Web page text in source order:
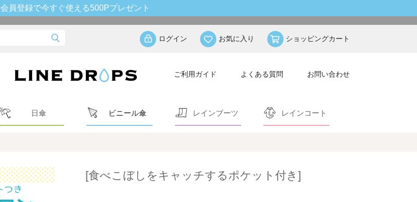
会員登録で今すぐ使える500Pプレゼント
ログイン お気に入り ショッピングカート
ご利用ガイド よくある質問 お問い合わせ
日傘 ビニール傘 レインブーツ レインコート
[食べこぼしをキャッチするポケット付き]